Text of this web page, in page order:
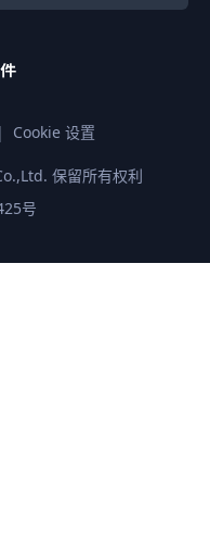
Cookie 设置
保留所有权利
号